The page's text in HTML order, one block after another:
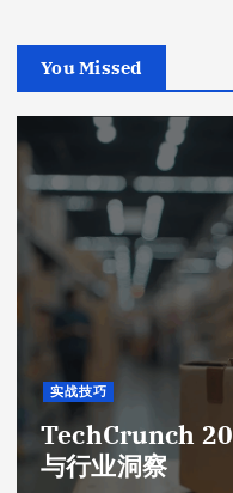
You Missed
实战技巧
TechCrunch
与行业洞察